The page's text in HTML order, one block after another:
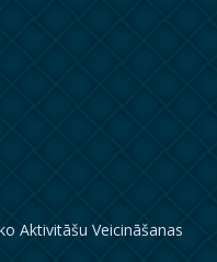
Aktivitāšu Veicināšanas